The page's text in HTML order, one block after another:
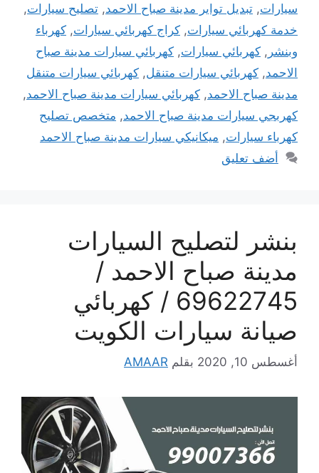
سيارات, تبديل تواير مدينة صباح الاحمد, تصليح سيارات,
خدمة كهربائي سيارات, كراج كهربائي سيارات, كهرباء
وبنشر , كهربائي سيارات, كهربائي سيارات مدينة صباح
الاحمد, كهربائي سيارات متنقل, كهربائي سيارات متنقل
مدينة صباح الاحمد, كهربائي سيارات مدينة صباح الاحمد,
كهربجي سيارات مدينة صباح الاحمد, متخصص تصليح
كهرباء سيارات, ميكانيكي سيارات مدينة صباح الاحمد
أضف تعليق
بنشر لتصليح السيارات
مدينة صباح الاحمد /
69622745 / كهربائي
صيانة سيارات الكويت
أغسطس 10, 2020 بقلم AMAAR